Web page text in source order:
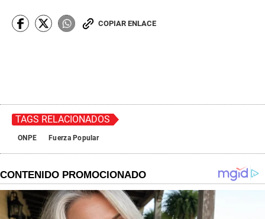
COPIAR ENLACE
TAGS RELACIONADOS
ONPE Fuerza Popular